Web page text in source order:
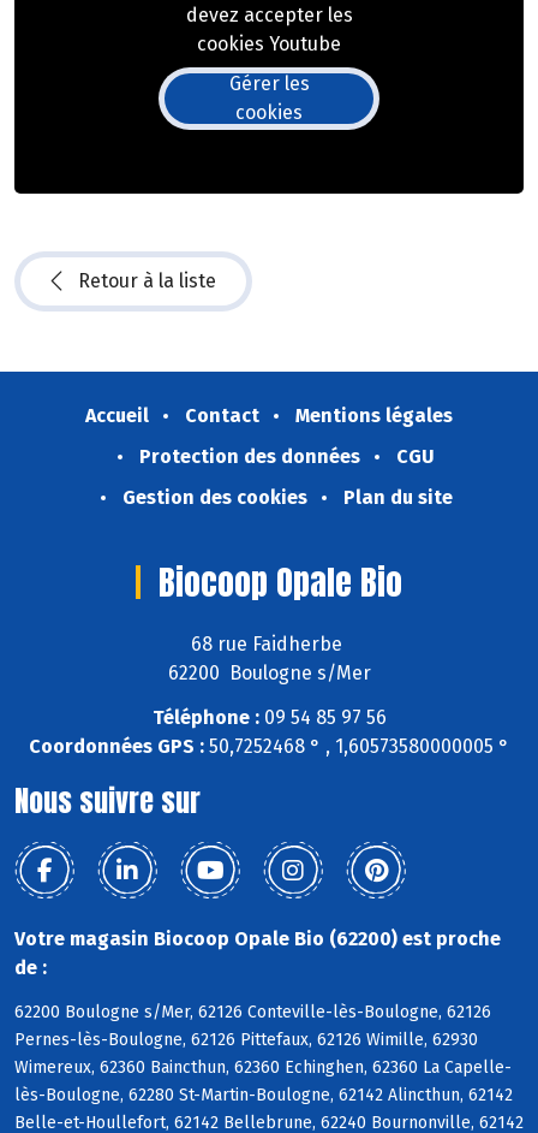
devez accepter les
cookies Youtube
Gérer les
cookies
Retour à la liste
Accueil Contact
Mentions légales
Protection des données
CGU
Gestion des cookies
Plan du site
Biocoop Opale Bio
68 rue Faidherbe
62200 Boulogne s/Mer
Téléphone :09 54 85 97 56
Coordonnées GPS : 50,7252468 ° , 1,60573580000005 °
Nous suivre sur
Votre magasin Biocoop Opale Bio (62200) est proche
de :
62200 Boulogne s/Mer, 62126 Conteville-lès-Boulogne, 62126
Pernes-lès-Boulogne, 62126 Pittefaux, 62126 Wimille, 62930
Wimereux, 62360 Baincthun, 62360 Echinghen, 62360 La Capelle-
lès-Boulogne, 62280 St-Martin-Boulogne, 62142 Alincthun, 62142
Belle-et-Houllefort, 62142 Bellebrune, 62240 Bournonville, 62142